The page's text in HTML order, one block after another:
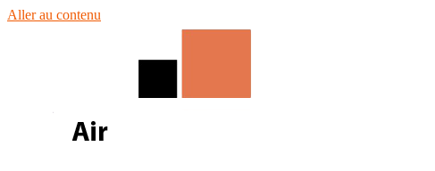
Aller au contenu